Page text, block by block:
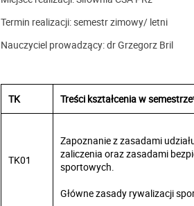
Termin realizacji: semestr zimowy/ letni
Nauczyciel prowadzący: dr Grzegorz Bril
TK Treści kształcenia w
TK01
Zapoznanie z zasadami
zaliczenia oraz zasadami
sportowych.
Główne zasady rywalizacji